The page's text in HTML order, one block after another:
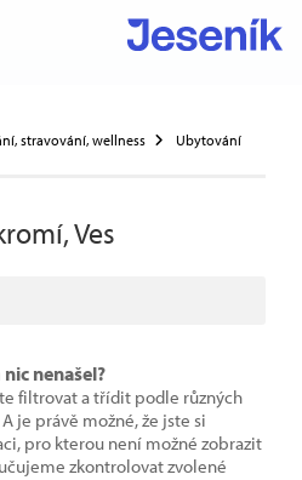
stravování, wellness
Ubytování
Ves
nenašel?
filtrovat a třídit podle různých
je právě možné, že jste si
pro kterou není možné zobrazit
zkontrolovat zvolené